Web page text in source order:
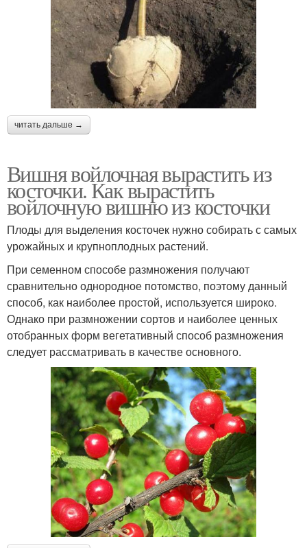
читать дальше →
Вишня войлочная вырастить из
косточки. Как вырастить
войлочную вишню из косточки
Плоды для выделения косточек нужно собирать с самых
урожайных и крупноплодных растений.
При семенном способе размножения получают
сравнительно однородное потомство, поэтому данный
способ, как наиболее простой, используется широко.
Однако при размножении сортов и наиболее ценных
отобранных форм вегетативный способ размножения
следует рассматривать в качестве основного.